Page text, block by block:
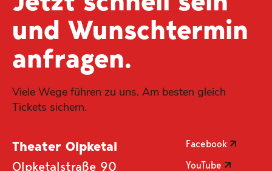
und Wunsch­termin
anfragen.
Viele Wege führen zu uns. Am besten gleich
Tickets sichern.
Theater Olpketal
Olpketalstraße 90
Facebook
YouTube